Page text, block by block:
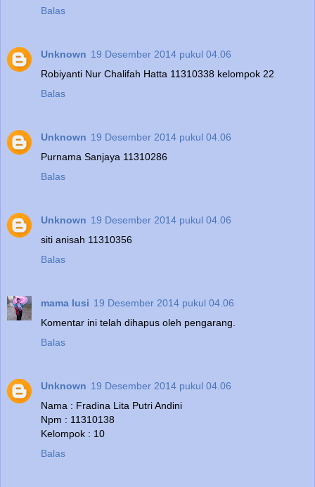
Balas
Unknown 19 Desember 2014 pukul 04.06
Robiyanti Nur Chalifah Hatta 11310338 kelompok 22
Balas
Unknown 19 Desember 2014 pukul 04.06
Purnama Sanjaya 11310286
Balas
Unknown 19 Desember 2014 pukul 04.06
siti anisah 11310356
Balas
mama lusi 19 Desember 2014 pukul 04.06
Komentar ini telah dihapus oleh pengarang.
Balas
Unknown 19 Desember 2014 pukul 04.06
Nama : Fradina Lita Putri Andini
Npm : 11310138
Kelompok : 10
Balas